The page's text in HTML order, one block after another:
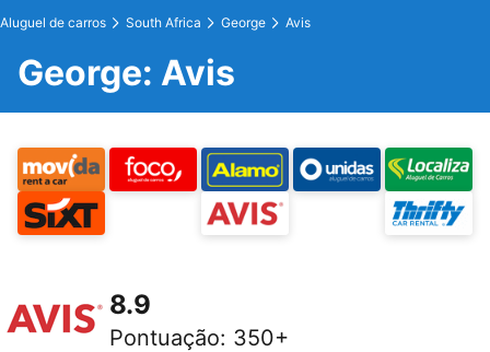
Aluguel de carros South Africa George Avis
George: Avis
8.9
Pontuação: 350+